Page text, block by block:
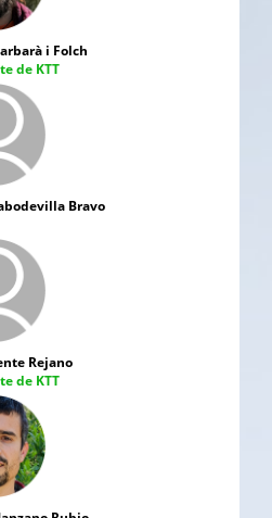
i Folch
de KTT
Bravo
Rejano
de KTT